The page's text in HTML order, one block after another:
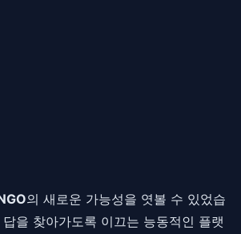
의 새로운 가능성을 엿볼 수 있었습
을 찾아가도록 이끄는 능동적인 플랫